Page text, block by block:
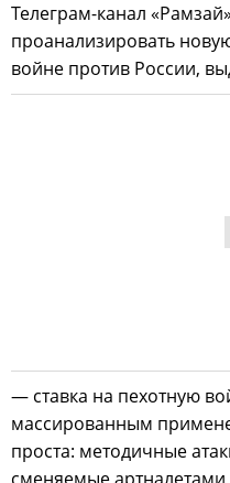
Телеграм-канал
проанализировать
войне против России,
— ставка на пехотную
массированным
проста: методичные